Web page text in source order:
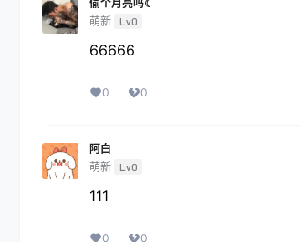
偷个月亮吗☾
萌新 Lv0
66666
0 0
阿白
萌新 Lv0
111
0 0